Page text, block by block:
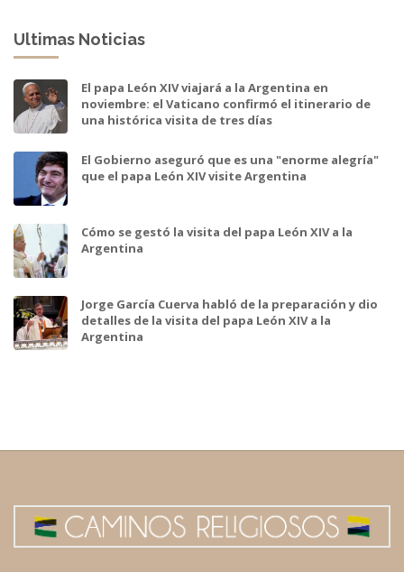
Ultimas Noticias
El papa León XIV viajará a la Argentina en
noviembre: el Vaticano confirmó el itinerario de
una histórica visita de tres días
El Gobierno aseguró que es una "enorme alegría"
que el papa León XIV visite Argentina
Cómo se gestó la visita del papa León XIV a la
Argentina
Jorge García Cuerva habló de la preparación y dio
detalles de la visita del papa León XIV a la
Argentina